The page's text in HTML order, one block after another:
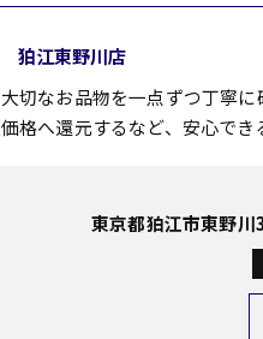
狛江東野川店
切なお品物を一点ずつ丁寧
格へ還元するなど、安心でき
東京都狛江市東野